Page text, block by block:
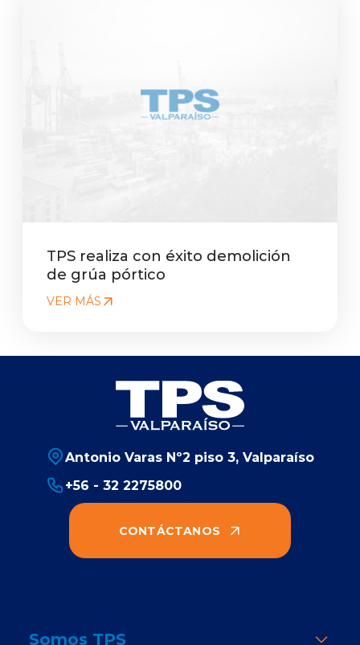
TPS realiza con éxito demolición
de grúa pórtico
VER MÁS
Antonio Varas Nº2 piso 3, Valparaíso
+56 - 32 2275800
CONTÁCTANOS
Somos TPS